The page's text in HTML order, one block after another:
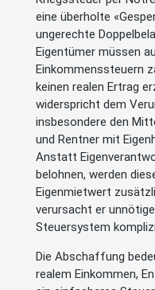
eine überholte
ungerechte
Eigentümer müssen
Einkommenssteuern
keinen realen Ertrag
widerspricht dem
insbesondere den
und Rentner mit
Anstatt
belohnen, werden
Eigenmietwert
verursacht er
Steuersystem
Die Abschaffung
realem Einkommen,